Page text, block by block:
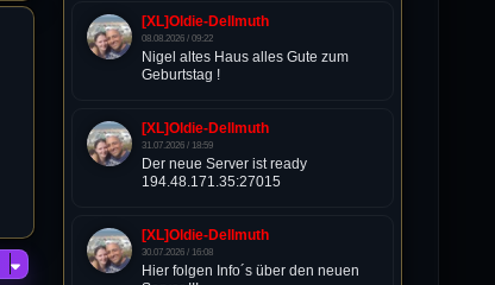
[XL]Oldie-Dellmuth
08.08.2026 / 09:22
Nigel altes Haus alles Gute zum
Geburtstag !
[XL]Oldie-Dellmuth
31.07.2026 / 18:59
Der neue Server ist ready
194.48.171.35:27015
[XL]Oldie-Dellmuth
30.07.2026 / 16:08
Hier folgen Info´s über den neuen